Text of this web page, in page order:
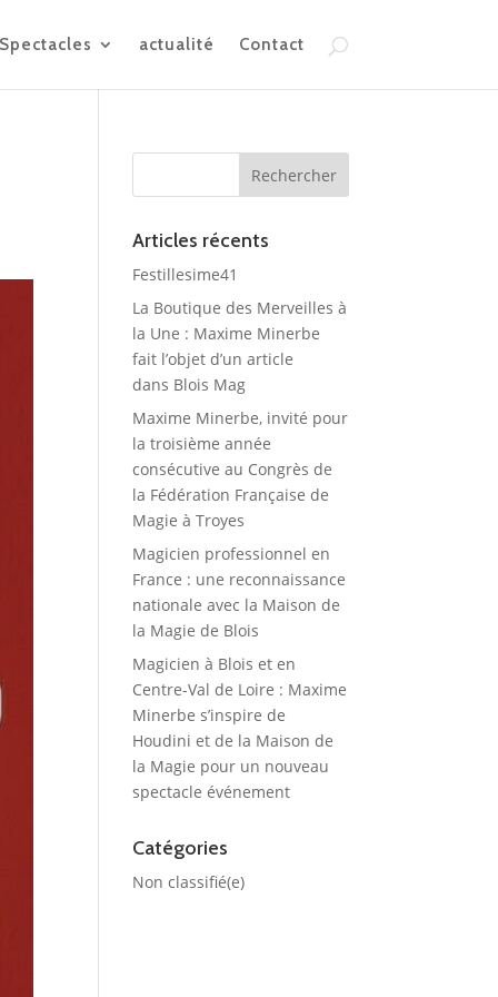
actualité Contact
Articles récents
Festillesime41
La Boutique des Merveilles à
la Une : Maxime Minerbe
fait l’objet d’un article
dans Blois Mag
Maxime Minerbe, invité pour
la troisième année
consécutive au Congrès de
la Fédération Française de
Magie à Troyes
Magicien professionnel en
France : une reconnaissance
nationale avec la Maison de
la Magie de Blois
Magicien à Blois et en
Centre-Val de Loire : Maxime
Minerbe s’inspire de
Houdini et de la Maison de
la Magie pour un nouveau
spectacle événement
Catégories
Non classifié(e)